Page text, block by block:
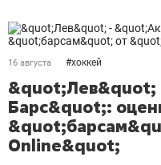
16 августа #хоккей
&quot;Лев&quot;
Барс&quot;:
Online&quot;